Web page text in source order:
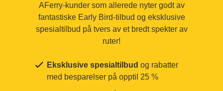
AFerry-kunder som allerede nyter godt av
fantastiske Early Bird-tilbud og eksklusive
spesialtilbud på tvers av et bredt spekter av
ruter!
Eksklusive spesialtilbud og rabatter
med besparelser på opptil 25 %